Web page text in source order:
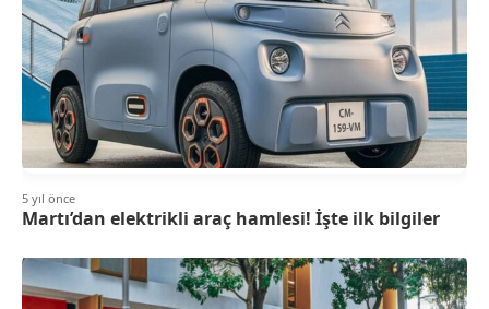
5 yıl önce
Martı’dan elektrikli araç hamlesi! İşte ilk bilgiler